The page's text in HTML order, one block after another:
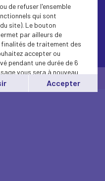
de refuser l'ensemble
qui sont
site). Le bouton
par ailleurs de
de traitement des
accepter ou
pendant une durée de 6
vous sera à nouveau
à tout moment en
Accepter